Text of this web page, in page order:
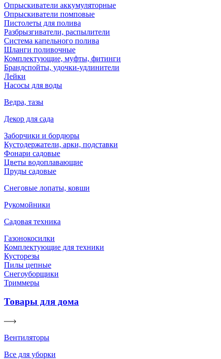
Опрыскиватели аккумуляторные
Опрыскиватели помповые
Пистолеты для полива
Разбрызгиватели, распылители
Система капельного полива
Шланги поливочные
Комплектующие, муфты, фитинги
Брандспойты, удочки-удлинители
Лейки
Насосы для воды
Ведра, тазы
Декор для сада
Заборчики и бордюры
Кустодержатели, арки, подставки
Фонари садовые
Цветы водоплавающие
Пруды садовые
Снеговые лопаты, ковши
Рукомойники
Садовая техника
Газонокосилки
Комплектующие для техники
Кусторезы
Пилы цепные
Снегоуборщики
Триммеры
Товары для дома
Вентиляторы
Все для уборки